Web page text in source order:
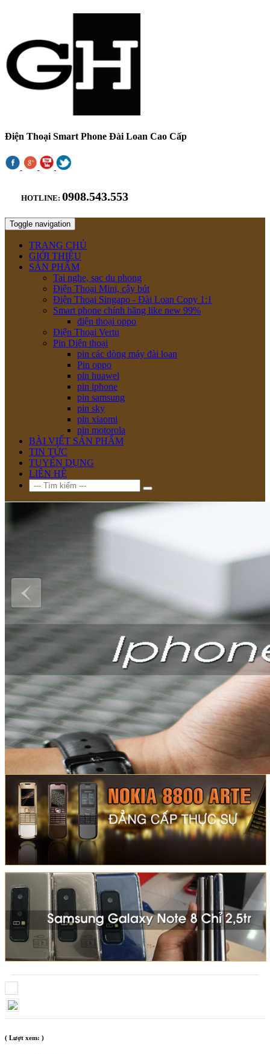
Điện Thoại Smart Phone Đài Loan Cao Cấp
HOTLINE:0908.543.553
Toggle navigation
TRANG CHỦ
GIỚI THIỆU
SẢN PHẨM
Tai nghe, sac du phong
Điện Thoại Mini, cây bút
Điện Thoại Singapo - Đài Loan Copy 1:1
Smart phone chính hãng like new 99%
điện thoại oppo
Điện Thoại Vertu
Pin Diện thoại
pin các dòng máy đài loan
Pin oppo
pin huawel
pin iphone
pin samsung
pin sky
pin xiaomi
pin motorola
BÀI VIẾT SẢN PHẨM
TIN TỨC
TUYỂN DỤNG
LIÊN HỆ
( Lượt xem: )